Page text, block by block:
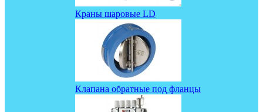
Краны шаровые LD
Клапана обратные под фланцы